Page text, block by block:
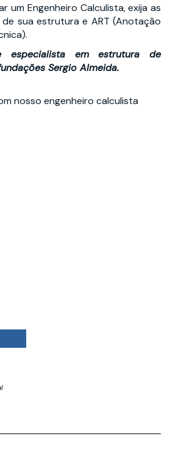
um Engenheiro Calculista, exija as
sua estrutura e ART (Anotação
especialista em estrutura de
Sergio Almeida.
nosso engenheiro calculista